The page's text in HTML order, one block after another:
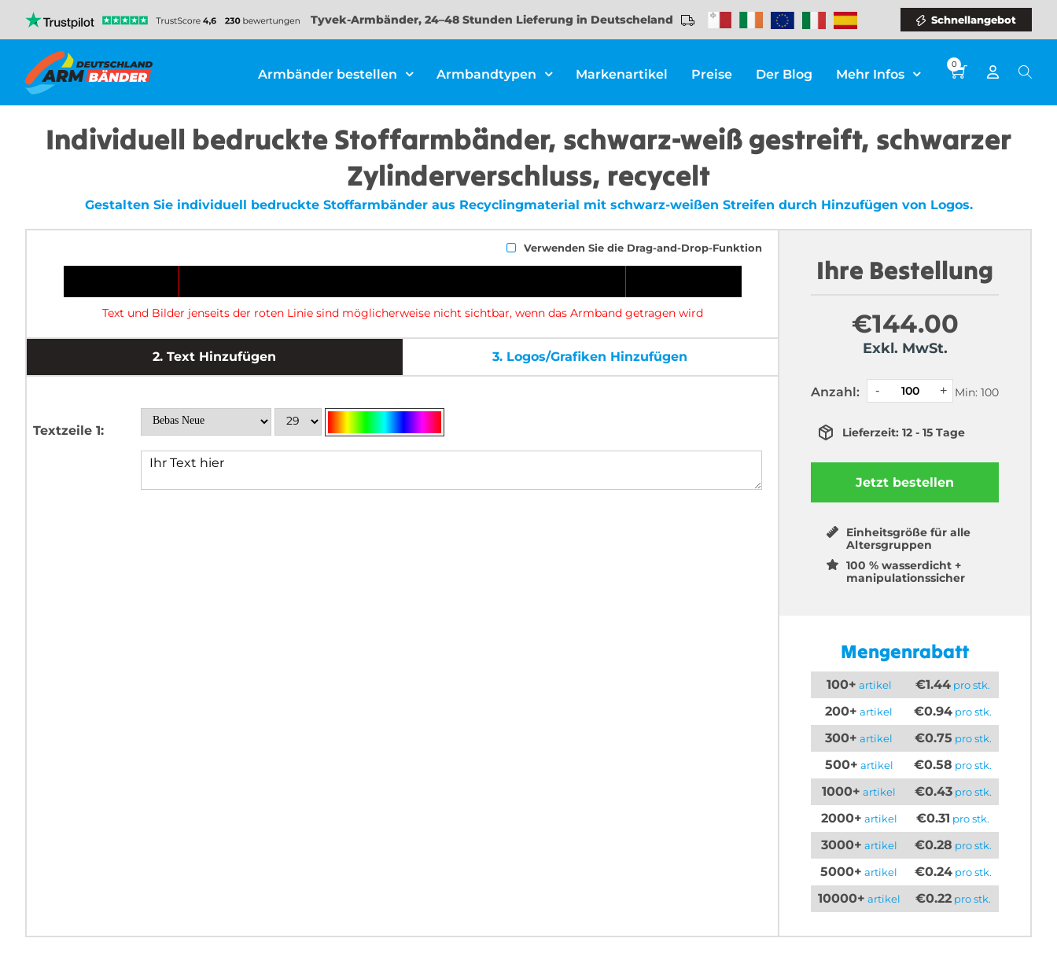
Tyvek-Armbänder, 24–48 Stunden Lieferung in Deutscheland Schnellangebot
Armbänder bestellen Armbandtypen Markenartikel Preise Der Blog Mehr Infos
0
Individuell bedruckte Stoffarmbänder, schwarz-weiß gestreift, schwarzer
Zylinderverschluss, recycelt
Gestalten Sie individuell bedruckte Stoffarmbänder aus Recyclingmaterial mit schwarz-weißen Streifen durch Hinzufügen von Logos.
Verwenden Sie die Drag-and-Drop-Funktion
Text und Bilder jenseits der roten Linie sind möglicherweise nicht sichtbar, wenn das Armband getragen wird
2.Text Hinzufügen 3. Logos/Grafiken Hinzufügen
Textzeile 1:
Ihre Bestellung
€144.00
Exkl. MwSt.
Anzahl: Min: 100
Lieferzeit: 12 - 15 Tage
Jetzt bestellen
Einheitsgröße für alle
Altersgruppen
100 % wasserdicht +
manipulationssicher
Mengenrabatt
100+ artikel €1.44 pro stk.
200+ artikel €0.94 pro stk.
300+ artikel €0.75 pro stk.
500+ artikel €0.58 pro stk.
1000+ artikel €0.43pro stk.
2000+ artikel €0.31 pro stk.
3000+ artikel €0.28 pro stk.
5000+ artikel €0.24pro stk.
10000+ artikel €0.22pro stk.